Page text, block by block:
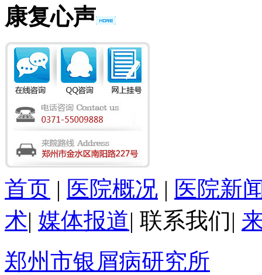
康复心声
首页 | 医院概况 | 医院新
术| 媒体报道| 联系我们|
郑州市银屑病研究所